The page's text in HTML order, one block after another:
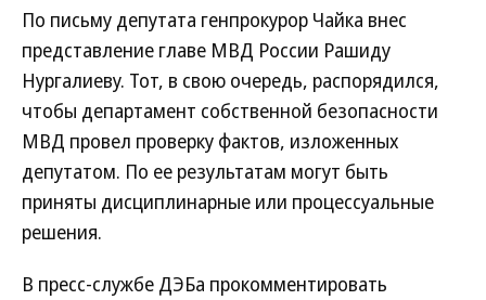
По письму депутата генпрокурор Чайка внес
представление главе МВД России Рашиду
Нургалиеву. Тот, в свою очередь, распорядился,
чтобы департамент собственной безопасности
МВД провел проверку фактов, изложенных
депутатом. По ее результатам могут быть
приняты дисциплинарные или процессуальные
решения.
В пресс-службе ДЭБа прокомментировать